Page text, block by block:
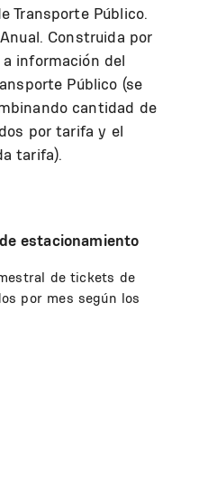
Transporte Público.
Construida por
información del
Público (se
cantidad de
por tarifa y el
tarifa).
estacionamiento
de tickets de
por mes según los